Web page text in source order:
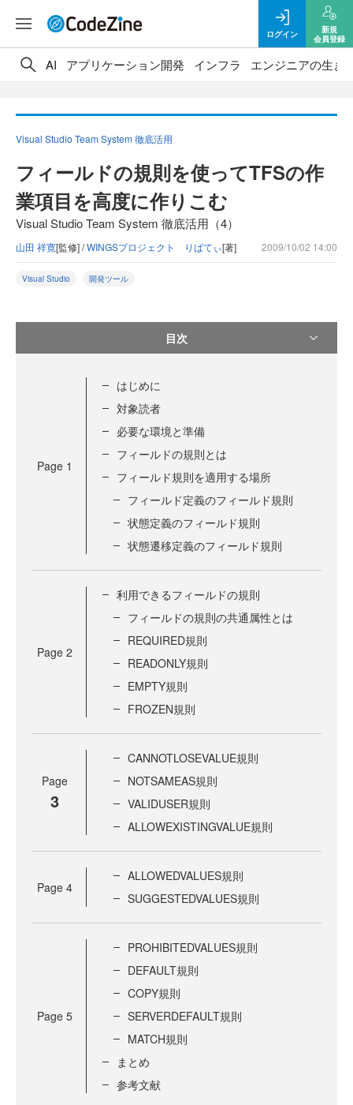
ログイン
新規
会員登録
AI アプリケーション開発 インフラ エンジニアの生き
Visual Studio Team System 徹底活用
フィールドの規則を使ってTFSの作
業項目を高度に作りこむ
Visual Studio Team System 徹底活用（4）
山田 祥寛[監修] /WINGSプロジェクト りばてぃ[著] 2009/10/02 14:00
Visual Studio 開発ツール
目次
Page 1
はじめに
対象読者
必要な環境と準備
フィールドの規則とは
フィールド規則を適用する場所
フィールド定義のフィールド規則
状態定義のフィールド規則
状態遷移定義のフィールド規則
Page 2
利用できるフィールドの規則
フィールドの規則の共通属性とは
REQUIRED規則
READONLY規則
EMPTY規則
FROZEN規則
Page
3
CANNOTLOSEVALUE規則
NOTSAMEAS規則
VALIDUSER規則
ALLOWEXISTINGVALUE規則
Page 4
ALLOWEDVALUES規則
SUGGESTEDVALUES規則
Page 5
PROHIBITEDVALUES規則
DEFAULT規則
COPY規則
SERVERDEFAULT規則
MATCH規則
まとめ
参考文献